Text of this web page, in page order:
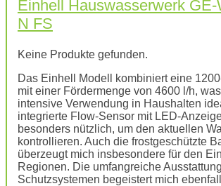
Einhell Hauswasserwerk
N FS
Keine Produkte gefunden.
Das Einhell Modell kombiniert eine
mit einer Fördermenge von 4600 l/h,
intensive Verwendung in Haushalten
integrierte Flow-Sensor mit LED-
besonders nützlich, um den aktuellen
kontrollieren. Auch die frostgeschützte
überzeugt mich insbesondere für den
Regionen. Die umfangreiche
Schutzsystemen begeistert mich